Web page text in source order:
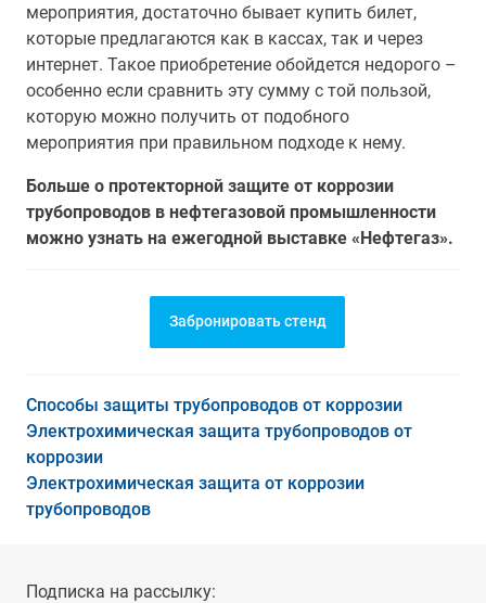
мероприятия, достаточно бывает купить билет,
которые предлагаются как в кассах, так и через
интернет. Такое приобретение обойдется недорого –
особенно если сравнить эту сумму с той пользой,
которую можно получить от подобного
мероприятия при правильном подходе к нему.
Больше о протекторной защите от коррозии
трубопроводов в нефтегазовой промышленности
можно узнать на ежегодной выставке «Нефтегаз».
Забронировать стенд
Способы защиты трубопроводов от коррозии
Электрохимическая защита трубопроводов от
коррозии
Электрохимическая защита от коррозии
трубопроводов
Подписка на рассылку: